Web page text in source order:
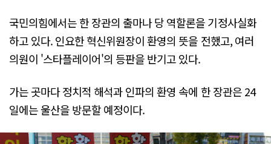
국민의힘에서는 한 장관의 출마나 당 역할론을 기정사실화
하고 있다. 인요한 혁신위원장이 환영의 뜻을 전했고, 여러
의원이 '스타플레이어'의 등판을 반기고 있다.
가는 곳마다 정치적 해석과 인파의 환영 속에 한 장관은 24
일에는 울산을 방문할 예정이다.